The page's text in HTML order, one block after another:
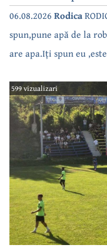
06.08.2026 Rodica
spun,pune apă de la
are apa.Iți spun eu
599 vizualizari